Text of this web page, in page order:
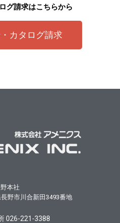
グ請求はこちらから
カタログ請求
本社
野市川合新田3493番地
026-221-3388